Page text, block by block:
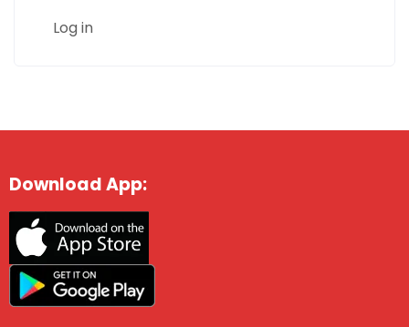
Log in
Download App: